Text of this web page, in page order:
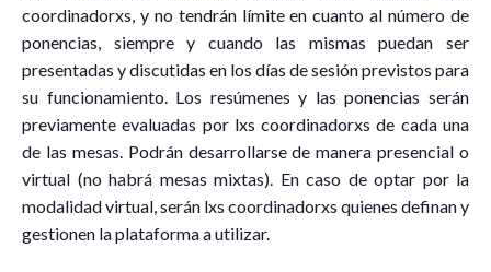
coordinadorxs, y no tendrán límite en cuanto al número de
ponencias, siempre y cuando las mismas puedan ser
presentadas y discutidas en los días de sesión previstos para
su funcionamiento. Los resúmenes y las ponencias serán
previamente evaluadas por lxs coordinadorxs de cada una
de las mesas. Podrán desarrollarse de manera presencial o
virtual (no habrá mesas mixtas). En caso de optar por la
modalidad virtual, serán lxs coordinadorxs quienes definan y
gestionen la plataforma a utilizar.